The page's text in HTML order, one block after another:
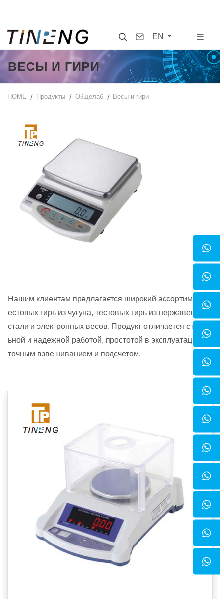
SearchContact
EN
ВЕСЫ И ГИРИ
HOME Продукты Общелаб Весы и гири
Нашим клиентам предлагается широкий ассортимент т
естовых гирь из чугуна, тестовых гирь из нержавеющей
стали и электронных весов. Продукт отличается стабил
ьной и надежной работой, простотой в эксплуатации и
точным взвешиванием и подсчетом.